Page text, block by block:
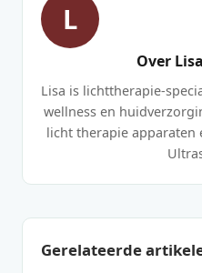
L
Over
Lisa is lichttherapie-
wellness en
licht therapie apparaten
Gerelateerde